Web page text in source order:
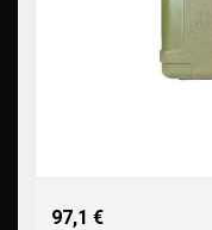
97,1 €